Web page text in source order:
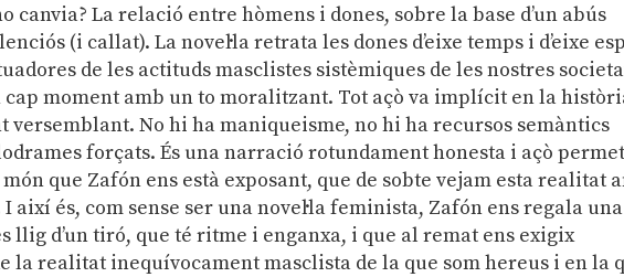
canvia? La relació entre hòmens i dones, sobre la base d’un abús
(i callat). La novel·la retrata les dones d’eixe temps i d’eixe
de les actituds masclistes sistèmiques de les nostres
cap moment amb un to moralitzant. Tot açò va implícit en la
versemblant. No hi ha maniqueisme, no hi ha recursos semàntics
forçats. És una narració rotundament honesta i açò permet
que Zafón ens està exposant, que de sobte vejam esta realitat
així és, com sense ser una novel·la feminista, Zafón ens regala una
llig d’un tiró, que té ritme i enganxa, i que al remat ens exigix
la realitat inequívocament masclista de la que som hereus i en la